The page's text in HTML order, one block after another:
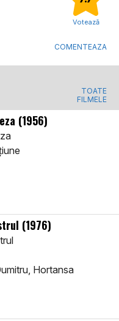
Votează
COMENTEAZA
TOATE
FILMELE
(1956)
(1976)
Hortansa